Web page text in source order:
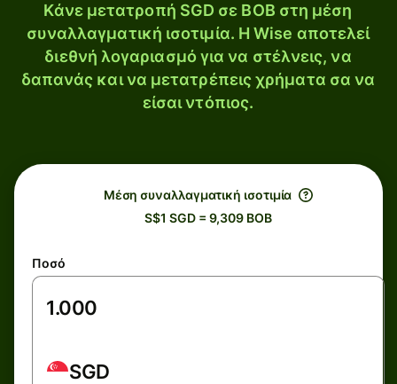
Κάνε μετατροπή SGD σε BOB στη μέση
συναλλαγματική ισοτιμία. Η Wise αποτελεί
διεθνή λογαριασμό για να στέλνεις, να
δαπανάς και να μετατρέπεις χρήματα σα να
είσαι ντόπιος.
Μέση συναλλαγματική ισοτιμία
S$1 SGD = 9,309 BOB
Ποσό
SGD